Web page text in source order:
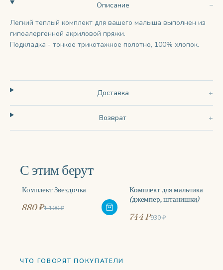
Описание
Легкий теплый комплект для вашего малыша выполнен из
гипоалергенной акриловой пряжи.
Подкладка - тонкое трикотажное полотно, 100% хлопок.
Доставка
Возврат
С этим берут
-20%
Комплект Звездочка
880 ₽1 100 ₽
-20%
Комплект для мальчика
(джемпер, штанишки)
744 ₽930 ₽
ЧТО ГОВОРЯТ ПОКУПАТЕЛИ